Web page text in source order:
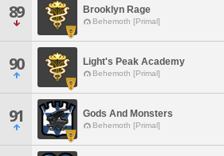
89 Brooklyn Rage
Behemoth [Primal]
90 Light's Peak Academy
Behemoth [Primal]
91 Gods And Monsters
Behemoth [Primal]